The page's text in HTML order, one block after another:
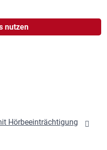
nutzen
Hörbeeinträchtigung